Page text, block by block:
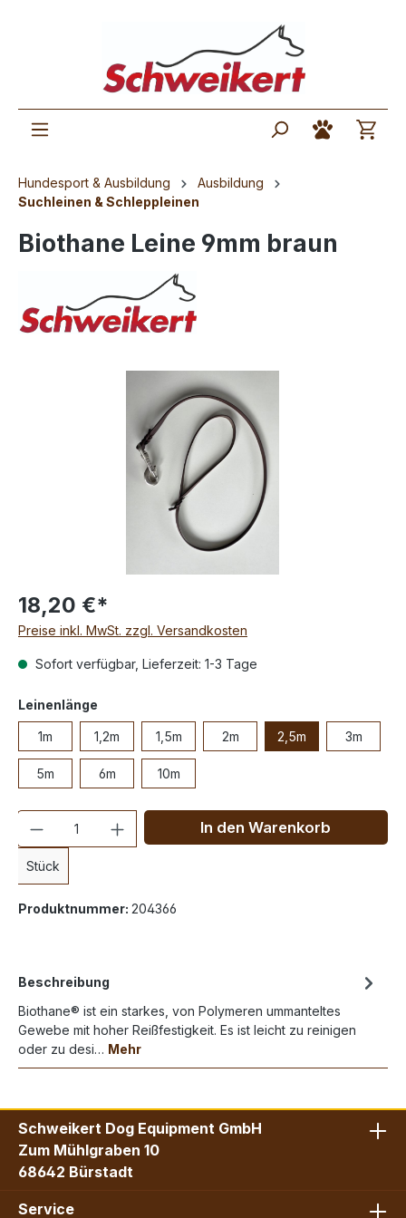
Hundesport & Ausbildung
Ausbildung
Suchleinen & Schleppleinen
Biothane Leine 9mm braun
18,20 €*
Preise inkl. MwSt. zzgl. Versandkosten
Sofort verfügbar, Lieferzeit: 1-3 Tage
Leinenlänge
1m 1,2m 1,5m 2m 2,5m 3m
5m 6m 10m
Anzahl
Stück
In den Warenkorb
Produktnummer: 204366
Beschreibung
Biothane® ist ein starkes, von Polymeren ummanteltes
Gewebe mit hoher Reißfestigkeit. Es ist leicht zu reinigen
oder zu desi… Mehr
Schweikert Dog Equipment GmbH
Zum Mühlgraben 10
68642 Bürstadt
Service